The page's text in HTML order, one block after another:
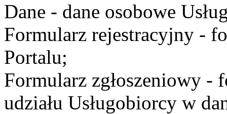
Dane - dane osobowe
Formularz rejestracyjny -
Portalu;
Formularz zgłoszeniowy -
udziału Usługobiorcy w